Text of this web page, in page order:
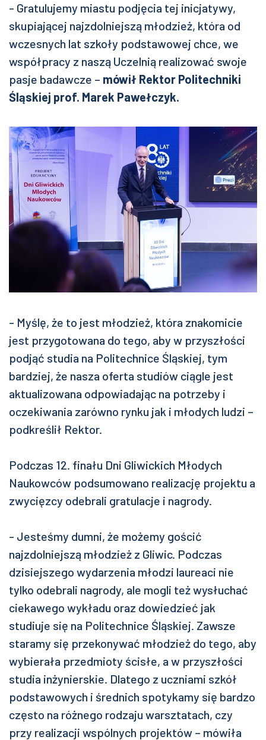
- Gratulujemy miastu podjęcia tej inicjatywy,
skupiającej najzdolniejszą młodzież, która od
wczesnych lat szkoły podstawowej chce, we
współpracy z naszą Uczelnią realizować swoje
pasje badawcze – mówił Rektor Politechniki
Śląskiej prof. Marek Pawełczyk.
- Myślę, że to jest młodzież, która znakomicie
jest przygotowana do tego, aby w przyszłości
podjąć studia na Politechnice Śląskiej, tym
bardziej, że nasza oferta studiów ciągle jest
aktualizowana odpowiadając na potrzeby i
oczekiwania zarówno rynku jak i młodych ludzi –
podkreślił Rektor.
Podczas 12. finału Dni Gliwickich Młodych
Naukowców podsumowano realizację projektu a
zwycięzcy odebrali gratulacje i nagrody.
- Jesteśmy dumni, że możemy gościć
najzdolniejszą młodzież z Gliwic. Podczas
dzisiejszego wydarzenia młodzi laureaci nie
tylko odebrali nagrody, ale mogli też wysłuchać
ciekawego wykładu oraz dowiedzieć jak
studiuje się na Politechnice Śląskiej. Zawsze
staramy się przekonywać młodzież do tego, aby
wybierała przedmioty ścisłe, a w przyszłości
studia inżynierskie. Dlatego z uczniami szkół
podstawowych i średnich spotykamy się bardzo
często na różnego rodzaju warsztatach, czy
przy realizacji wspólnych projektów – mówiła